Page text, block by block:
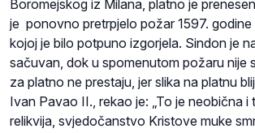
Boromejskog iz Milana, platno je
je ponovno pretrpjelo požar 1597. godine
kojoj je bilo potpuno izgorjela. Sindon je
sačuvan, dok u spomenutom požaru nije
za platno ne prestaju, jer slika na platnu
Ivan Pavao II., rekao je: „To je neobična i
relikvija, svjedočanstvo Kristove muke